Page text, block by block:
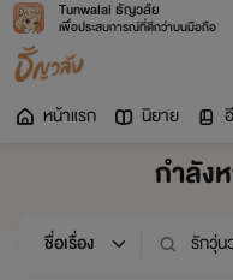
Tunwalai ธัญวลัย
เพื่อประสบการณ์ที่ดีกว่าบนมือถือ
หน้าแรก นิยาย
กำลัง